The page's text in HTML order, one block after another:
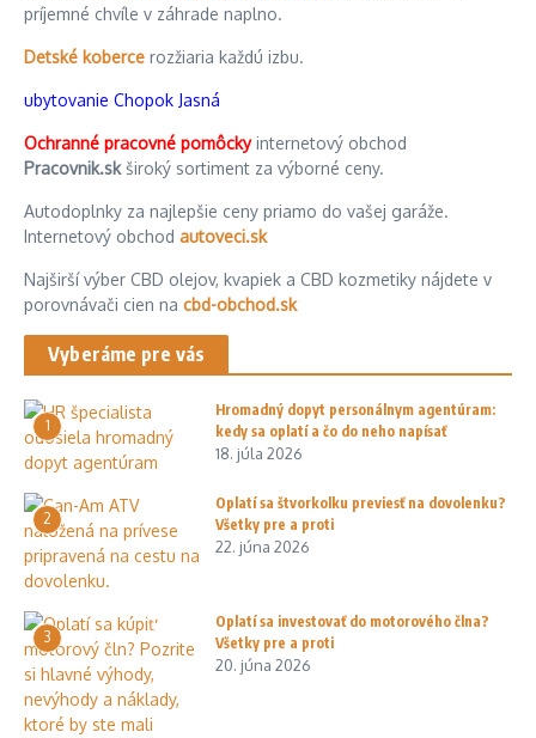
príjemné chvíle v záhrade naplno.
Detské koberce rozžiaria každú izbu.
ubytovanie Chopok Jasná
Ochranné pracovné pomôckyinternetový obchod
Pracovnik.skširoký sortiment za výborné ceny.
Autodoplnky za najlepšie ceny priamo do vašej garáže.
Internetový obchod autoveci.sk
Najširší výber CBD olejov, kvapiek a CBD kozmetiky nájdete v
porovnávači cien na cbd-obchod.sk
Vyberáme pre vás
1
Hromadný dopyt personálnym agentúram:
kedy sa oplatí a čo do neho napísať
18. júla 2026
2
Oplatí sa štvorkolku previesť na dovolenku?
Všetky pre a proti
22. júna 2026
3
Oplatí sa investovať do motorového člna?
Všetky pre a proti
20. júna 2026